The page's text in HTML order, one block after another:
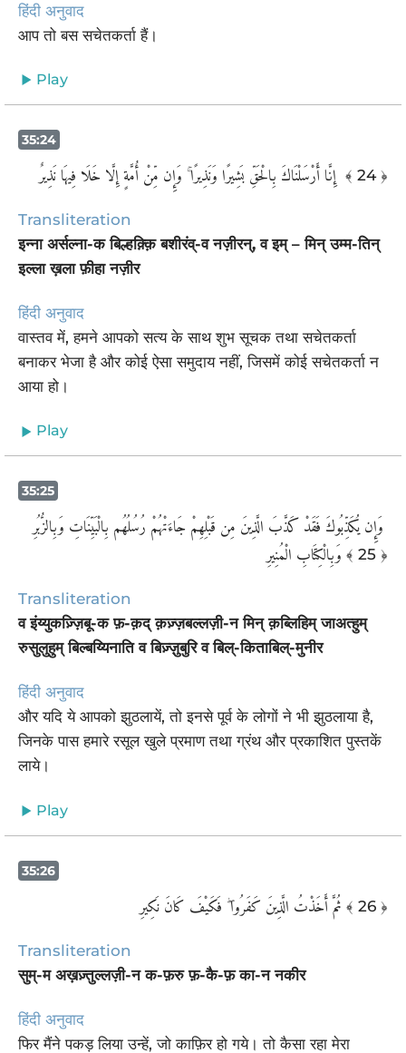
हिंदी अनुवाद
आप तो बस सचेतकर्ता हैं।
Play
35:24
﴾ 24 ﴿
Transliteration
इन्ना अर्सल्ना-क बिल्हक़्क़ि बशीरंव्-व नज़ीरन्, व इम् – मिन् उम्म-तिन्
इल्ला ख़ला फ़ीहा नज़ीर
हिंदी अनुवाद
वास्तव में, हमने आपको सत्य के साथ शुभ सूचक तथा सचेतकर्ता
बनाकर भेजा है और कोई ऐसा समुदाय नहीं, जिसमें कोई सचेतकर्ता न
आया हो।
Play
35:25
‏ وَإِن يُكَذِّبُوكَ فَقَدْ كَذَّبَ الَّذِينَ مِن قَبْلِهِمْ جَاءَتْهُمْ رُسُلُهُم بِالْبَيِّنَاتِ وَبِالزُّبُرِ
وَبِالْكِتَابِ الْمُنِيرِ﴾ 25 ﴿
Transliteration
व इंय्युकज़्ज़िबू-क फ़-क़द् क़ज़्ज़बल्लज़ी-न मिन् क़ब्लिहिम् जाअत्हुम्
रुसुलुहुम् बिल्बय्यिनाति व बिज़्ज़ुबुरि व बिल्-किताबिल्-मुनीर
हिंदी अनुवाद
और यदि ये आपको झुठलायें, तो इनसे पूर्व के लोगों ने भी झुठलाया है,
जिनके पास हमारे रसूल खुले प्रमाण तथा ग्रंथ और प्रकाशित पुस्तकें
लाये।
Play
35:26
ثُمَّ أَخَذْتُ الَّذِينَ كَفَرُوا ۖ فَكَيْفَ كَانَ نَكِيرِ ﴾ 26 ﴿
Transliteration
सुम्-म अख़ज़्तुल्लज़ी-न क-फ़रु फ़-कै-फ़ का-न नकीर
हिंदी अनुवाद
फिर मैंने पकड़ लिया उन्हें, जो काफ़िर हो गये। तो कैसा रहा मेरा